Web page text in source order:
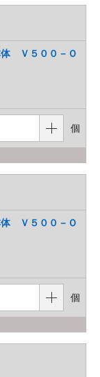
Ｖ５００－Ｏ
個
Ｖ５００－Ｏ
個